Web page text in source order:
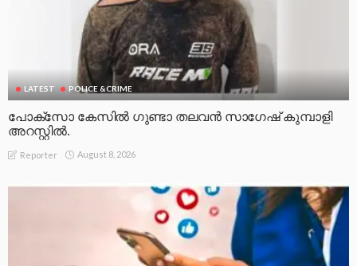
LATEST POLICE &CRIME
പോക്സോ കേസിൽ ഗുണ്ടാ തലവൻ സാഗേഷ് കുമ്പാളി
അറസ്റ്റിൽ.
Reporter August 8, 2026